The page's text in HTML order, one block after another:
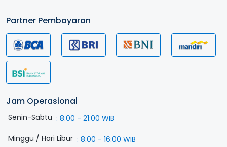
Partner Pembayaran
Jam Operasional
Senin-Sabtu : 8:00 - 21:00 WIB
Minggu / Hari Libur : 8:00 - 16:00 WIB